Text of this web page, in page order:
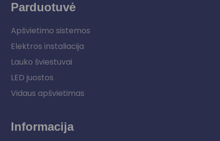
Parduotuvė
Apšvietimo sistemos
Elektros instaliacija
Lauko šviestuvai
LED juostos
Vidaus apšvietimas
Informacija